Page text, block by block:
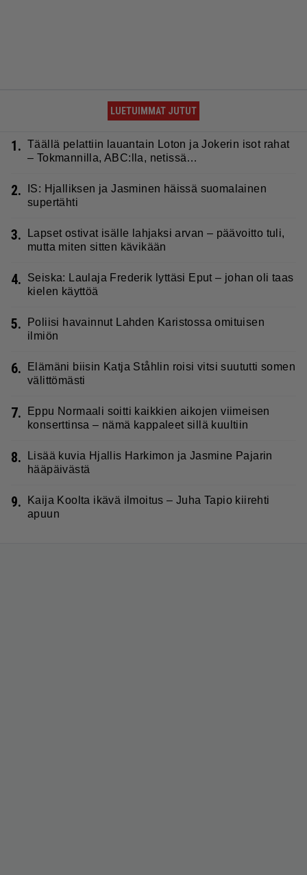
LUETUIMMAT JUTUT
1. Täällä pelattiin lauantain Loton ja Jokerin isot rahat
– Tokmannilla, ABC:lla, netissä…
2.
IS: Hjalliksen ja Jasminen häissä suomalainen
supertähti
3.
Lapset ostivat isälle lahjaksi arvan – päävoitto tuli,
mutta miten sitten kävikään
4.
Seiska: Laulaja Frederik lyttäsi Eput – johan oli taas
kielen käyttöä
5.
Poliisi havainnut Lahden Karistossa omituisen
ilmiön
6.
Elämäni biisin Katja Ståhlin roisi vitsi suututti somen
välittömästi
7.
Eppu Normaali soitti kaikkien aikojen viimeisen
konserttinsa – nämä kappaleet sillä kuultiin
8.
Lisää kuvia Hjallis Harkimon ja Jasmine Pajarin
hääpäivästä
9.
Kaija Koolta ikävä ilmoitus – Juha Tapio kiirehti
apuun